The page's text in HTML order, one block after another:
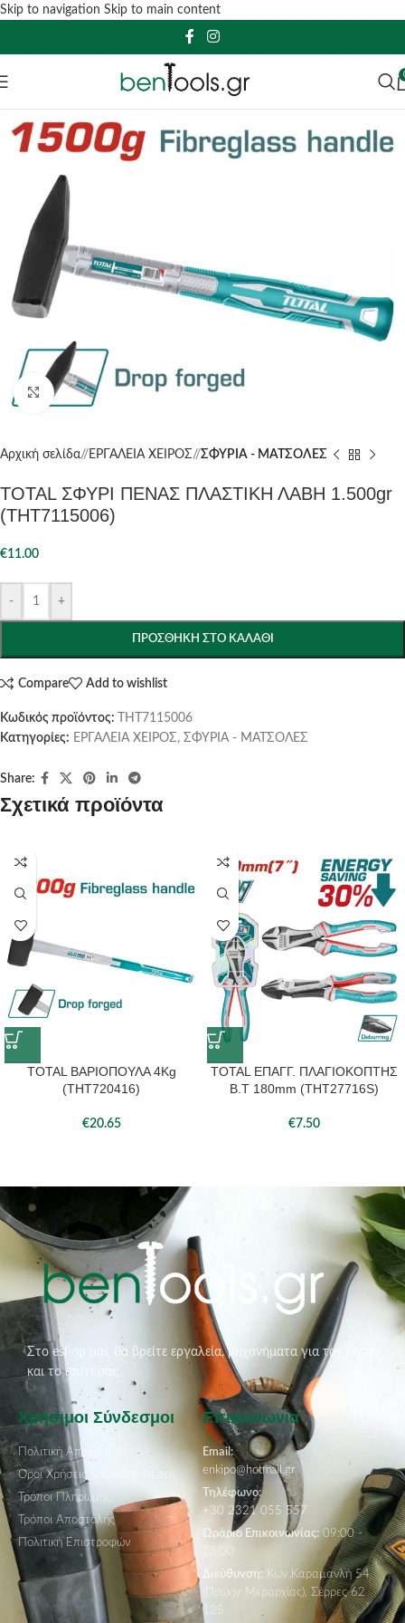
Skip to navigation Skip to main content
Click to enlarge
Αρχική σελίδα/ ΕΡΓΑΛΕΙΑ ΧΕΙΡΟΣ/ ΣΦΥΡΙΑ - ΜΑΤΣΟΛΕΣ
TOTAL ΣΦΥΡΙ ΠΕΝΑΣ ΠΛΑΣΤΙΚΗ ΛΑΒΗ 1.500gr
(THT7115006)
€11.00
- +
ΠΡΟΣΘΉΚΗ ΣΤΟ ΚΑΛΆΘΙ
Compare Add to wishlist
Κωδικός προϊόντος:
THT7115006
Κατηγορίες: ΕΡΓΑΛΕΙΑ ΧΕΙΡΟΣ, ΣΦΥΡΙΑ - ΜΑΤΣΟΛΕΣ
Share:
Σχετικά προϊόντα
TOTAL ΒΑΡΙΟΠΟΥΛΑ 4Kg
(THT720416)
€20.65
TOTAL ΕΠΑΓΓ. ΠΛΑΓΙΟΚΟΠΤΗΣ
Β.Τ 180mm (THT27716S)
€7.50
Στο eshop μας θα βρείτε εργαλεία, μηχανήματα για τον κήπο
και το σπίτι σας
Χρήσιμοι Σύνδεσμοι
Πολιτική Απορρήτου
Όροι Χρήσεις & Προϋποθέσεις
Τρόποι Πληρωμής
Τρόποι Αποστολής
Πολιτική Επιστροφών
Επικοινωνία
Email:
enkipo@hotmail.gr
Τηλέφωνο:
+30 2321 055 557
Ωράριο Επικοινωνίας: 09:00 -
15:00
Διεύθυνση: Κων.Καραμανλή 54
(Πρώην Μεραρχίας), Σέρρες 62
125